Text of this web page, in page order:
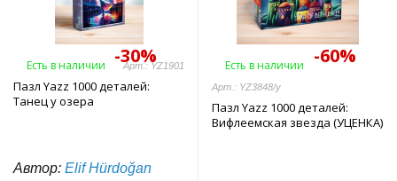
-30%
Есть в наличии Арт.: YZ1901
Пазл Yazz 1000 деталей:
Танец у озера
Автор: Elif Hürdoğan
-60%
Есть в наличии
Арт.: YZ3848/у
Пазл Yazz 1000 деталей:
Вифлеемская звезда (УЦЕНКА)